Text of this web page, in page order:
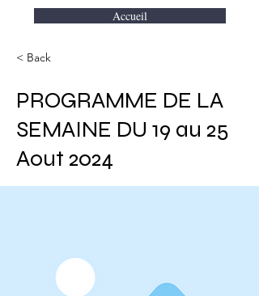
Accueil
< Back
PROGRAMME DE LA
SEMAINE DU 19 au 25
Aout 2024